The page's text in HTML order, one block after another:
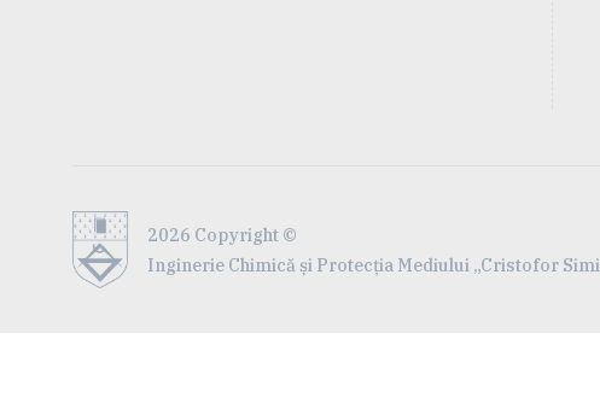
2026 Copyright ©
Inginerie Chimică și Protecția Mediului „Cristofor